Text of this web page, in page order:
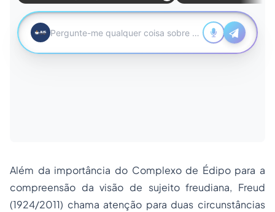
Além da importância do Complexo de Édipo para a
compreensão da visão de sujeito freudiana, Freud
(1924/2011) chama atenção para duas circunstâncias